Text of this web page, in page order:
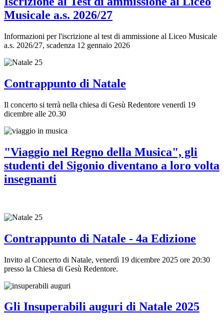
Musicale a.s. 2026/27
Informazioni per l'iscrizione al test di ammissione al Liceo Musicale
a.s. 2026/27, scadenza 12 gennaio 2026
Contrappunto di Natale
Il concerto si terrà nella chiesa di Gesù Redentore venerdì 19
dicembre alle 20.30
"Viaggio nel Regno della Musica", gli
studenti del Sigonio diventano a loro volta
insegnanti
Contrappunto di Natale - 4a Edizione
Invito al Concerto di Natale, venerdì 19 dicembre 2025 ore 20:30
presso la Chiesa di Gesù Redentore.
Gli Insuperabili auguri di Natale 2025